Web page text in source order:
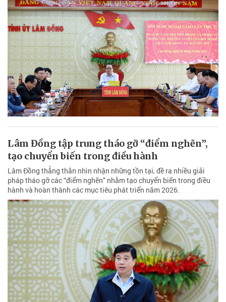
Lâm Đồng tập trung tháo gỡ “điểm nghẽn”,
tạo chuyển biến trong điều hành
Lâm Đồng thẳng thắn nhìn nhận những tồn tại, đề ra nhiều giải
pháp tháo gỡ các “điểm nghẽn” nhằm tạo chuyển biến trong điều
hành và hoàn thành các mục tiêu phát triển năm 2026.